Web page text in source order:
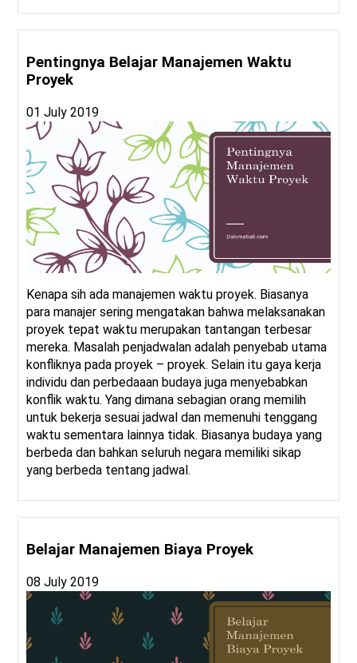
Pentingnya Belajar Manajemen Waktu
Proyek
01 July 2019
Kenapa sih ada manajemen waktu proyek. Biasanya
para manajer sering mengatakan bahwa melaksanakan
proyek tepat waktu merupakan tantangan terbesar
mereka. Masalah penjadwalan adalah penyebab utama
konfliknya pada proyek – proyek. Selain itu gaya kerja
individu dan perbedaaan budaya juga menyebabkan
konflik waktu. Yang dimana sebagian orang memilih
untuk bekerja sesuai jadwal dan memenuhi tenggang
waktu sementara lainnya tidak. Biasanya budaya yang
berbeda dan bahkan seluruh negara memiliki sikap
yang berbeda tentang jadwal.
Belajar Manajemen Biaya Proyek
08 July 2019